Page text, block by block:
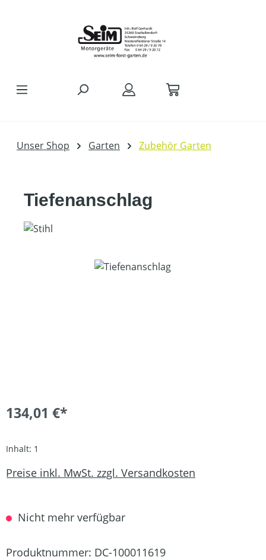
Unser Shop Garten Zubehör Garten
Tiefenanschlag
Bildergalerie überspringen
134,01 €*
Inhalt: 1
Preise inkl. MwSt. zzgl. Versandkosten
Nicht mehr verfügbar
Produktnummer: DC-100011619